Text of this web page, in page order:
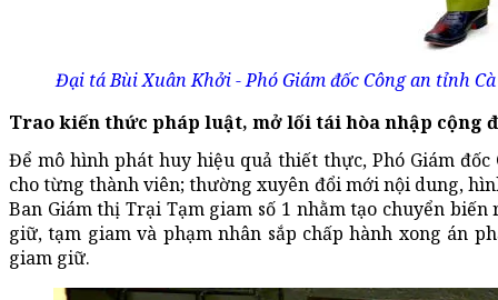
Đại tá Bùi Xuân Khởi - Phó Giám đốc Công an tỉnh
Trao kiến thức pháp luật, mở lối tái hòa nhập cộng
Để mô hình phát huy hiệu quả thiết thực, Phó Giám
cho từng thành viên; thường xuyên đổi mới nội dung,
Ban Giám thị Trại Tạm giam số 1 nhằm tạo chuyển
giữ, tạm giam và phạm nhân sắp chấp hành xong án
giam giữ.